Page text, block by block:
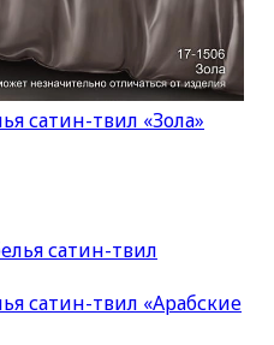
сатин-твил «Зола»
сатин-твил «Арабские